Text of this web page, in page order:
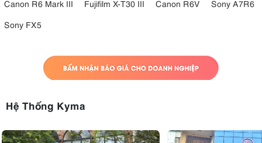
Canon R6 Mark III
Fujifilm X-T30 III Canon R6V
Sony A7R6
Sony FX5
Hệ Thống Kyma